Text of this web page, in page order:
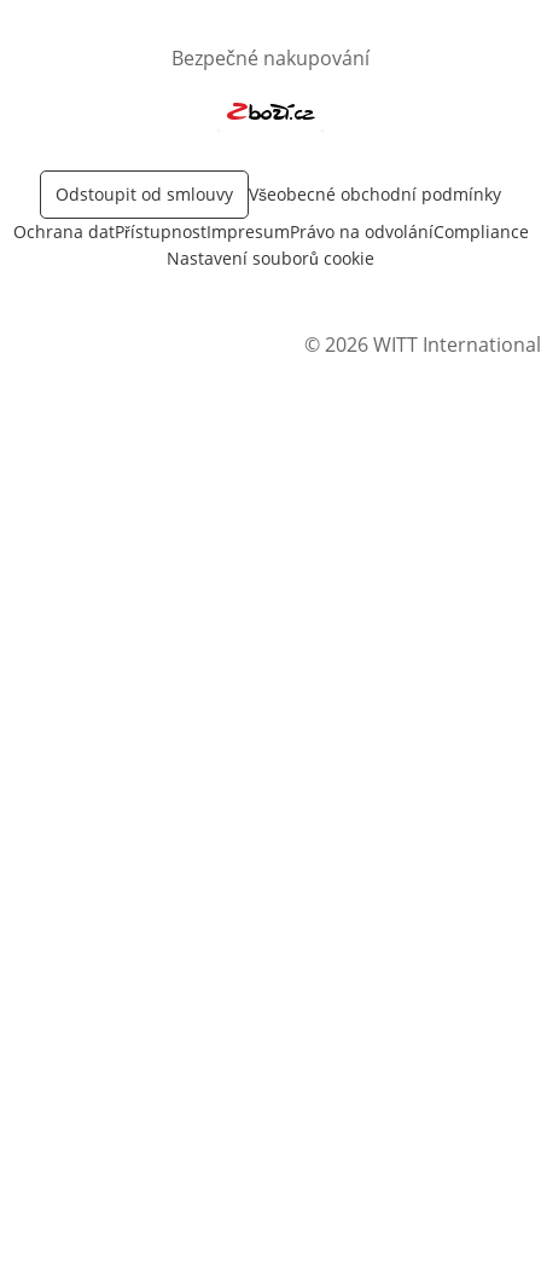
Bezpečné nakupování
Odstoupit od smlouvy
Všeobecné obchodní podmínky
Ochrana datPřístupnostImpresumPrávo na odvoláníCompliance
Nastavení souborů cookie
© 2026 WITT International